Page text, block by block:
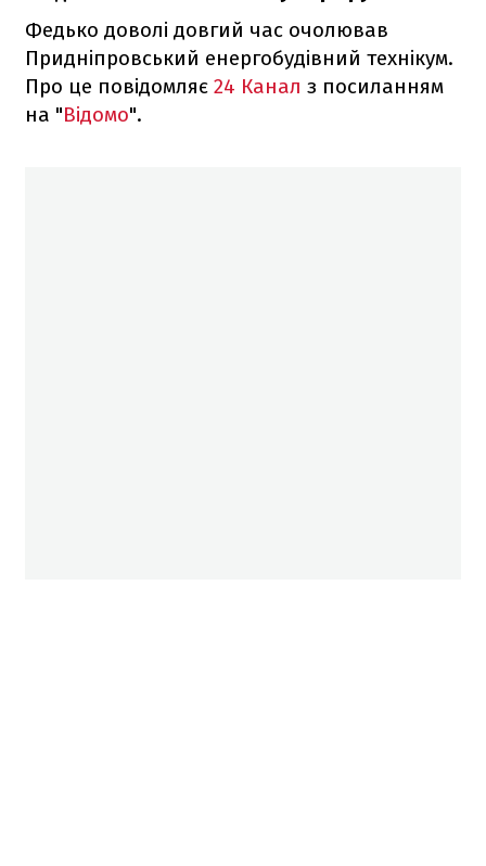
Федько доволі довгий час очолював
Придніпровський енергобудівний технікум.
Про це повідомляє 24 Канал з посиланням
на "Відомо".